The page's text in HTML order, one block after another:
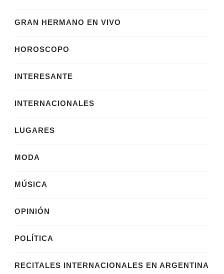
GRAN HERMANO EN VIVO
HOROSCOPO
INTERESANTE
INTERNACIONALES
LUGARES
MODA
MÚSICA
OPINIÓN
POLÍTICA
RECITALES INTERNACIONALES EN ARGENTINA